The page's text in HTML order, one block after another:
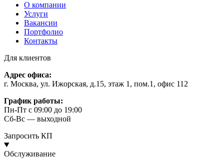
О компании
Услуги
Вакансии
Портфолио
Контакты
Для клиентов
Адрес офиса:
г. Москва, ул. Ижорская, д.15, этаж 1, пом.1, офис 112
График работы:
Пн-Пт с 09:00 до 19:00
Сб-Вс — выходной
Запросить КП
Обслуживание